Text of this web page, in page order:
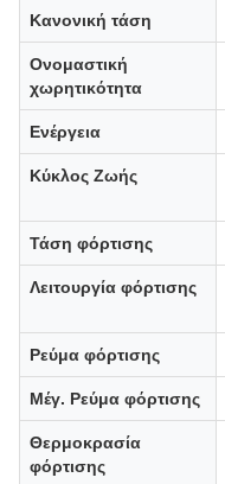
Κανονική τάση
Ονομαστική
χωρητικότητα
Ενέργεια
Κύκλος Ζωής
Τάση φόρτισης
Λειτουργία φόρτισης
Ρεύμα φόρτισης
Μέγ. Ρεύμα φόρτισης
Θερμοκρασία
φόρτισης